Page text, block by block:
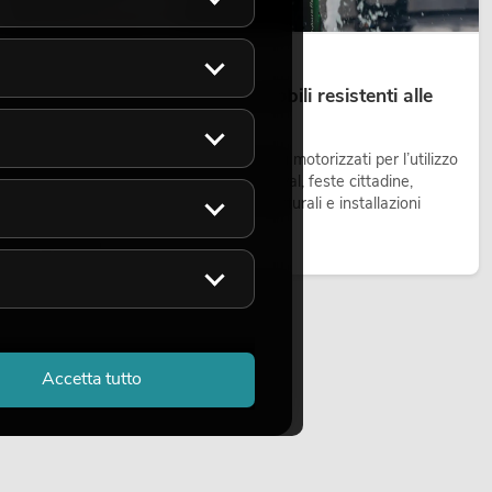
Teste mobili outdoor: teste mobili resistenti alle
Le teste mobili outdoor sono proiettori motorizzati per l’utilizzo
all’aperto. Vengono impiegate in festival, feste cittadine,
concerti open-air, allestimenti architetturali e installazioni
Leggi ora
Accetta tutto